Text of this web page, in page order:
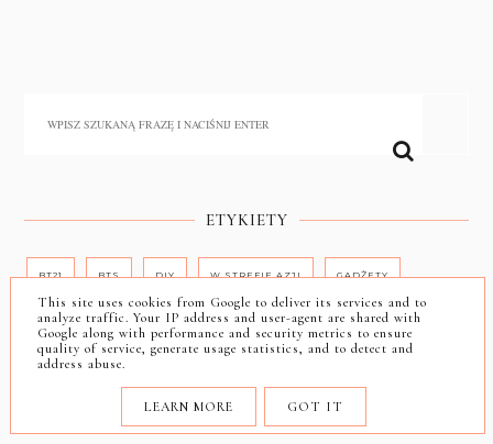
ETYKIETY
BT21 BTS DIY W STREFIE AZJI GADŻETY
KOLORÓWKA KOREAŃSKIE KOSMETYKI
KOSMETYKI AZJATYCKIE
LAKIERY TRADYCYJNE LIFESTYLE MAKE-UP
This site uses cookies from Google to deliver its services and to
analyze traffic. Your IP address and user-agent are shared with
Google along with performance and security metrics to ensure
quality of service, generate usage statistics, and to detect and
address abuse.
LEARN MORE GOT IT